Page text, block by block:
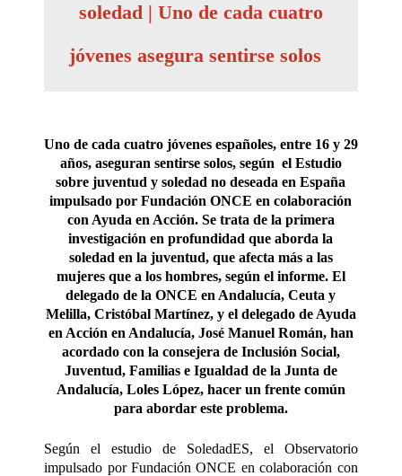
soledad | Uno de cada cuatro
jóvenes asegura sentirse solos
Uno de cada cuatro jóvenes españoles, entre 16 y 29
años, aseguran sentirse solos, según el Estudio
sobre juventud y soledad no deseada en España
impulsado por Fundación ONCE en colaboración
con Ayuda en Acción. Se trata de la primera
investigación en profundidad que aborda la
soledad en la juventud, que afecta más a las
mujeres que a los hombres, según el informe. El
delegado de la ONCE en Andalucía, Ceuta y
Melilla, Cristóbal Martínez, y el delegado de Ayuda
en Acción en Andalucía, José Manuel Román, han
acordado con la consejera de Inclusión Social,
Juventud, Familias e Igualdad de la Junta de
Andalucía, Loles López, hacer un frente común
para abordar este problema.
Según el estudio de SoledadES, el Observatorio
impulsado por Fundación ONCE en colaboración con